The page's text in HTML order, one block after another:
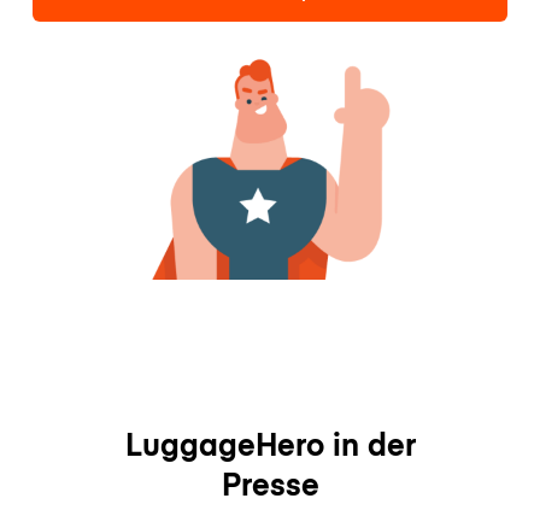
LuggageHero in der
Presse